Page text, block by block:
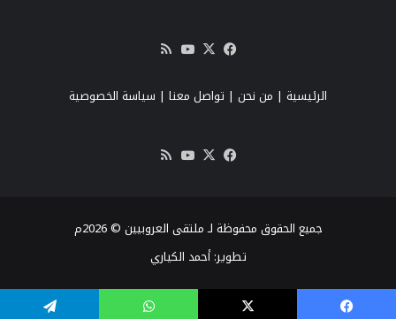
فيسبوك
‫X
‫YouTube
RSS
الرئيسية | من نحن | تواصل معنا | سياسة الخصوصية
فيسبوك
‫X
‫YouTube
جميع الحقوق محفوظة لـ ملتقى العروبيين © 2026م
تطوير:أحمد الكياري